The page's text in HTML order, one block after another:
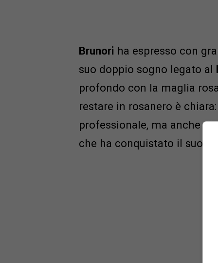
Brunori ha espresso con
suo doppio sogno legato al
profondo con la maglia
restare in rosanero è
professionale, ma anche
che ha conquistato il suo